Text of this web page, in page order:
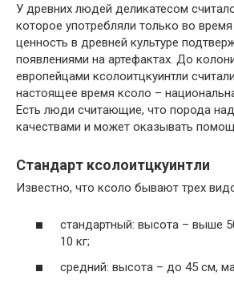
У древних людей деликатесом
которое употребляли только во
ценность в древней культуре
появлениями на артефактах. До
европейцами ксолоитцкуинтли
настоящее время ксоло –
Есть люди считающие, что порода
качествами и может оказывать
Стандарт ксолоитцкуинтли
Известно, что ксоло бывают трех
стандартный: высота – выше
10 кг;
средний: высота – до 45 см,